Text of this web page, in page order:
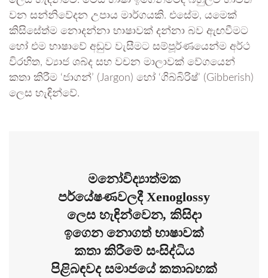
වන සන්නිවේදන උපාය මාර්ගයකි. එසේම, යමෙක්
කිසිසේත්ම නොදන්නා භාෂාවක් දන්නා බව ඇඟවීමට
හෝ එම භාෂාවේ අඩුව වැසීමට සම්පූර්ණයෙන්ම අර්ථ
විරහිත, ව්‍යාජ ශබ්ද සහ වචන මාලාවක් වේගයෙන්
කතා කිරීම ‘ජාගන්’ (Jargon) හෝ ‘ගිබ්බිරිෂ්’ (Gibberish)
ලෙස හැඳින්වේ.
මනෝවිද්‍යාත්මක
පර්යේෂණවලදී Xenoglossy
ලෙස හැඳින්වෙන, කිසිදා
ඉගෙන නොගත් භාෂාවක්
කතා කිරීමේ සංසිද්ධිය
පිළිබඳවද සමාජයේ කතාබහක්